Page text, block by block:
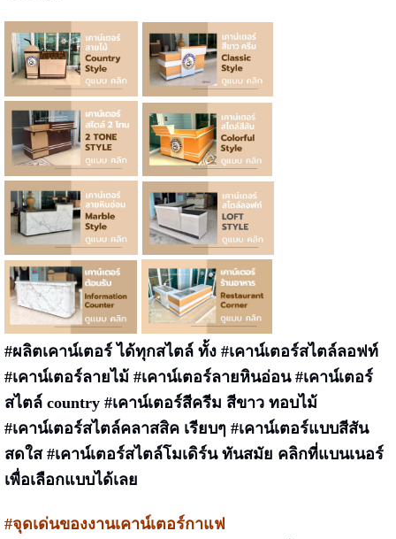
#ผลิตเคาน์เตอร์ ได้ทุกสไตล์ ทั้ง #เคาน์เตอร์สไตล์ลอฟท์
#เคาน์เตอร์ลายไม้ #เคาน์เตอร์ลายหินอ่อน #เคาน์เตอร์
สไตล์ country #เคาน์เตอร์สีครีม สีขาว ทอบไม้
#เคาน์เตอร์สไตล์คลาสสิค เรียบๆ #เคาน์เตอร์แบบสีสัน
สดใส #เคาน์เตอร์สไตล์โมเดิร์น ทันสมัย คลิกที่แบนเนอร์
เพื่อเลือกแบบได้เลย
#จุดเด่นของงานเคาน์เตอร์กาแฟ